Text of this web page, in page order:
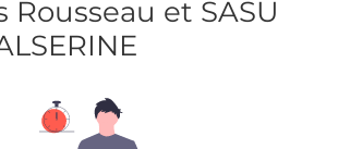
Rousseau et SASU